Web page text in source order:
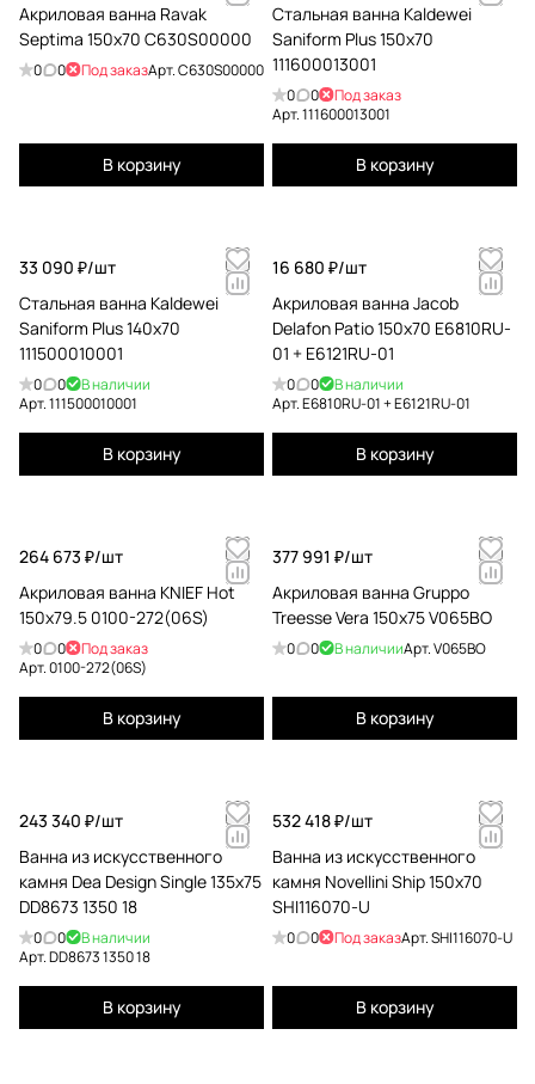
Акриловая ванна Ravak
Septima 150x70 C630S00000
0 0 Под заказАрт.C630S00000
В корзину
Стальная ванна Kaldewei
Saniform Plus 150x70
111600013001
0 0
Под заказ
Арт.111600013001
В корзину
33 090 ₽/шт
Стальная ванна Kaldewei
Saniform Plus 140x70
111500010001
0 0
В наличии
Арт.111500010001
В корзину
16 680 ₽/шт
Акриловая ванна Jacob
Delafon Patio 150x70 E6810RU-
01 + E6121RU-01
0 0
В наличии
Арт.E6810RU-01 + E6121RU-01
В корзину
264 673 ₽/шт
Акриловая ванна KNIEF Hot
150x79.5 0100-272(06S)
0 0
Под заказ
Арт.0100-272(06S)
В корзину
377 991 ₽/шт
Акриловая ванна Gruppo
Treesse Vera 150x75 V065BO
0 0 В наличииАрт.V065BO
В корзину
243 340 ₽/шт
Ванна из искусственного
камня Dea Design Single 135x75
DD8673 1350 18
0 0
В наличии
Арт.DD8673 1350 18
В корзину
532 418 ₽/шт
Ванна из искусственного
камня Novellini Ship 150x70
SHI116070-U
0 0 Под заказАрт.SHI116070-U
В корзину